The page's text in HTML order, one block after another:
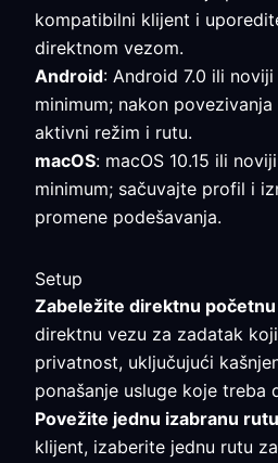
kompatibilni klijent i
direktnom vezom.
Android: Android 7.0 ili
minimum; nakon
aktivni režim i rutu.
macOS: macOS 10.15 ili
minimum; sačuvajte profil i
promene podešavanja.
Setup
Zabeležite direktnu
direktnu vezu za zadatak
privatnost, uključujući
ponašanje usluge koje treba
Povežite jednu izabranu rutu
klijent, izaberite jednu rutu